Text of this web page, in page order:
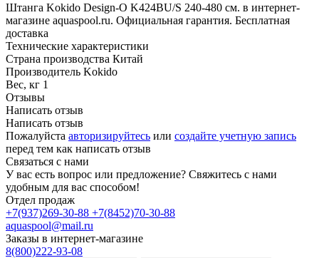
Штанга Kokido Design-O K424BU/S 240-480 см. в интернет-
магазине aquaspool.ru. Официальная гарантия. Бесплатная
доставка
Технические характеристики
Страна производства Китай
Производитель Kokido
Вес, кг 1
Отзывы
Написать отзыв
Написать отзыв
Пожалуйста авторизируйтесь или создайте учетную запись
перед тем как написать отзыв
Связаться с нами
У вас есть вопрос или предложение? Свяжитесь с нами
удобным для вас способом!
Отдел продаж
+7(937)269-30-88 +7(8452)70-30-88
aquaspool@mail.ru
Заказы в интернет-магазине
8(800)222-93-08